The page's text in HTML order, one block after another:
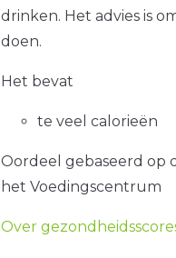
drinken. Het advies is
doen.
Het bevat
te veel calorieën
Oordeel gebaseerd op
het Voedingscentrum
Over